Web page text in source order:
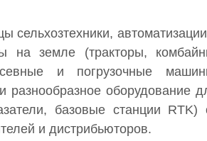
сельхозтехники,
на земле (тракторы,
и погрузочные
разнообразное оборудование
базовые станции RTK)
и дистрибьюторов.